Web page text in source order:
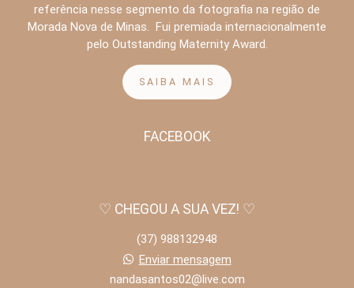
referência nesse segmento da fotografia na região de
Morada Nova de Minas. Fui premiada internacionalmente
pelo Outstanding Maternity Award.
SAIBA MAIS
FACEBOOK
♡ CHEGOU A SUA VEZ! ♡
(37) 988132948
Enviar mensagem
nandasantos02@live.com